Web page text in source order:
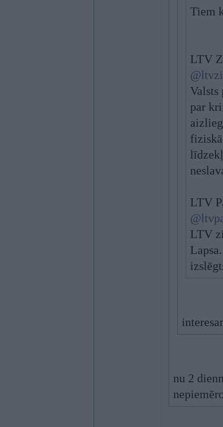
Tiem
LTV
Valsts
par
LTV
LTV
nu 2